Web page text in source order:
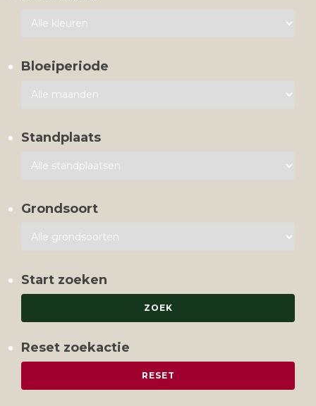
Bloeiperiode
Standplaats
Grondsoort
Start zoeken
Reset zoekactie